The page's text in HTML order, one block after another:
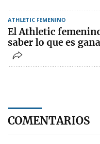
ATHLETIC FEMENINO
El Athletic
saber lo que es
COMENTARIOS